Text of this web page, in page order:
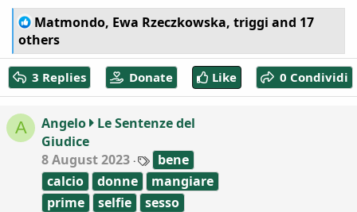
R
e
c
t
i
n
Matmondo, Ewa Rzeczkowska, triggi and 17
others
3 Replies Donate Like 0 Condividi
A Angelo
Le Sentenze del
Giudice
8 August 2023
T
a
g
s
bene
calcio
donne
mangiare
prime
selfie
sesso